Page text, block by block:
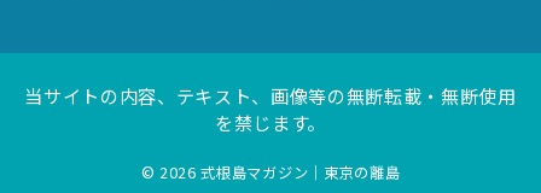
当サイトの内容、テキスト、画像等の無断転載・無断使用
を禁じます。
© 2026式根島マガジン｜東京の離島